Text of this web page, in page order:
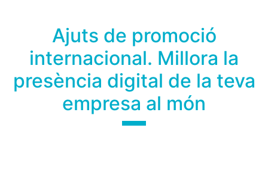
Ajuts de promoció
internacional. Millora la
presència digital de la teva
empresa al món